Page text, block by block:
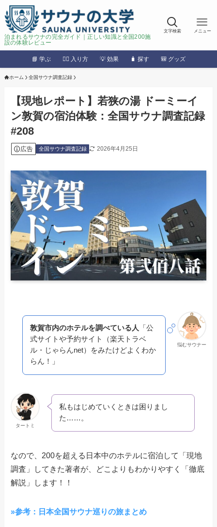
泊まれるサウナの完全ガイド｜正しい知識と全国200施
設の体験レビュー
文字検索 メニュー
📘 学ぶ 🧖‍♂️ 入り方 💡 効果 🧳 探す 🎒 グッズ
ホーム 全国サウナ調査記録
【現地レポート】若狭の湯 ドーミーイ
ン敦賀の宿泊体験：全国サウナ調査記録
#208
広告 全国サウナ調査記録 2026年4月25日
悩むサウナー
敦賀市内のホテルを調べている人 「公
式サイトや予約サイト（楽天トラベ
ル・じゃらんnet）をみたけどよくわか
らん！」
タートミ
私もはじめていくときは困りまし
た……。
なので、200を超える日本中のホテルに宿泊して「現地
調査」してきた著者が、どこよりもわかりやすく「徹底
解説」します！！
»参考：日本全国サウナ巡りの旅まとめ